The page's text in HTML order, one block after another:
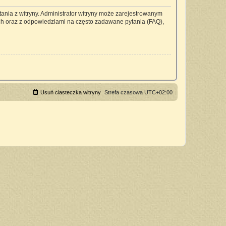
z witryny. Administrator witryny może zarejestrowanym
z odpowiedziami na często zadawane pytania (FAQ),
Strefa czasowa UTC+02:00
Usuń ciasteczka witryny